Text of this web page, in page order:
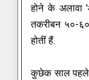
होने के अलावा
तकरीबन ५०-
होतीं हैं.
कुछेक साल पहले